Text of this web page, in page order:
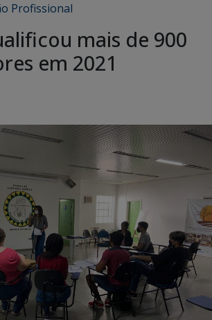
Profissional
mais de 900
em 2021